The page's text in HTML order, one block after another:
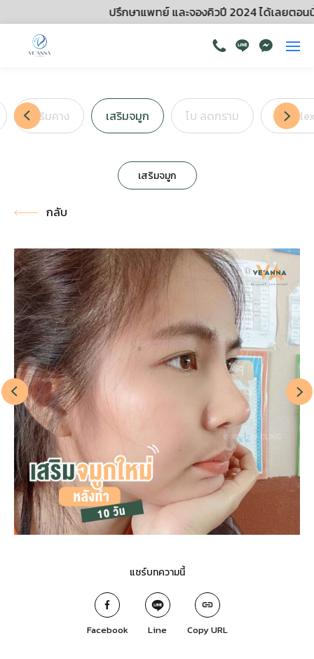
ปรึกษาแพทย์ และจองคิวปี 2024 ได้เลยตอนนี้!
เสริมคาง เสริมจมูก โบ ลดกราม
เสริมจมูก
กลับ
แชร์บทความนี้
Facebook Line Copy URL